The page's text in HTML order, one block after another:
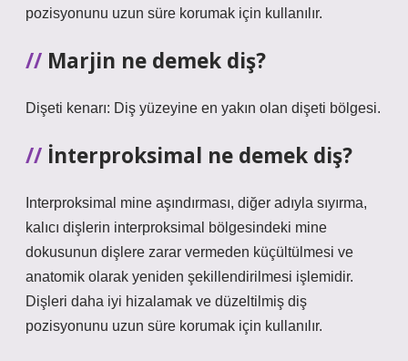
pozisyonunu uzun süre korumak için kullanılır.
Marjin ne demek diş?
Dişeti kenarı: Diş yüzeyine en yakın olan dişeti bölgesi.
İnterproksimal ne demek diş?
Interproksimal mine aşındırması, diğer adıyla sıyırma,
kalıcı dişlerin interproksimal bölgesindeki mine
dokusunun dişlere zarar vermeden küçültülmesi ve
anatomik olarak yeniden şekillendirilmesi işlemidir.
Dişleri daha iyi hizalamak ve düzeltilmiş diş
pozisyonunu uzun süre korumak için kullanılır.